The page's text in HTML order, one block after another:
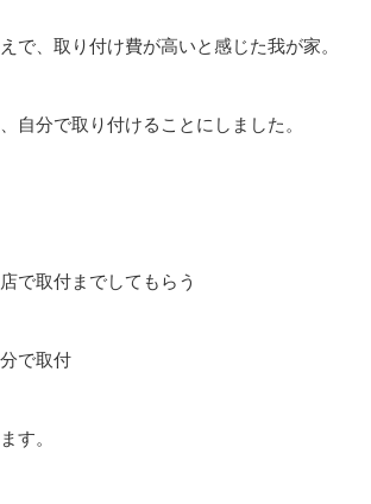
で、取り付け費が高いと感じた我が家。
自分で取り付けることにしました。
で取付までしてもらう
で取付
す。